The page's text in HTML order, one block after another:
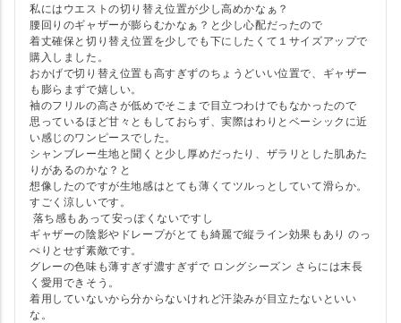
私にはウエストの切り替え位置が少し高めかなぁ？
腰回りのギャザーが膨らむかなぁ？と少し心配だったので
着丈確保と切り替え位置を少しでも下にしたくて１サイズアップで
購入しました。
おかげで切り替え位置も高すぎずのちょうどいい位置で、ギャザー
も膨らまずで嬉しい。
袖のフリルの高さが低めでそこまで目立つわけでもなかったので
思っているほど甘々ともしておらず、実際はわりとベーシックに近
い感じのワンピースでした。
シャンブレー生地と聞くと少し厚めだったり、ザラリとした肌あた
りがあるのかな？と
想像したのですが生地感はとても薄くてツルっとしていて滑らか。
すごく涼しいです。
ギャザーの陰影やドレープがとても綺麗で縦ライン効果もあり のっ
ぺりとせず素敵です。
グレーの色味も薄すぎず濃すぎずで ロングシーズン さらには末長
く愛用できそう。
着用していないから分からないけれど汗染みが目立たないといい
な。